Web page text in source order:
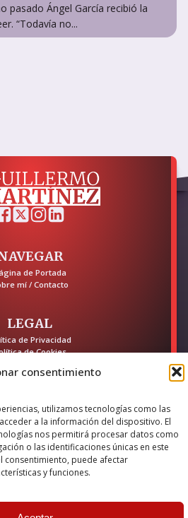
consentimiento
utilizamos tecnologías como las
a la información del dispositivo. El
nos permitirá procesar datos como
o las identificaciones únicas en este
consentimiento, puede afectar
y funciones.
pasado Ángel García recibió la
“Todavía no...
de Portada
mí / Contacto
LEGAL
de Privacidad
de Cookies
digital: Sitio web y presencia en
Europea – NextGeneration EU
| Todos los derechos reservados |